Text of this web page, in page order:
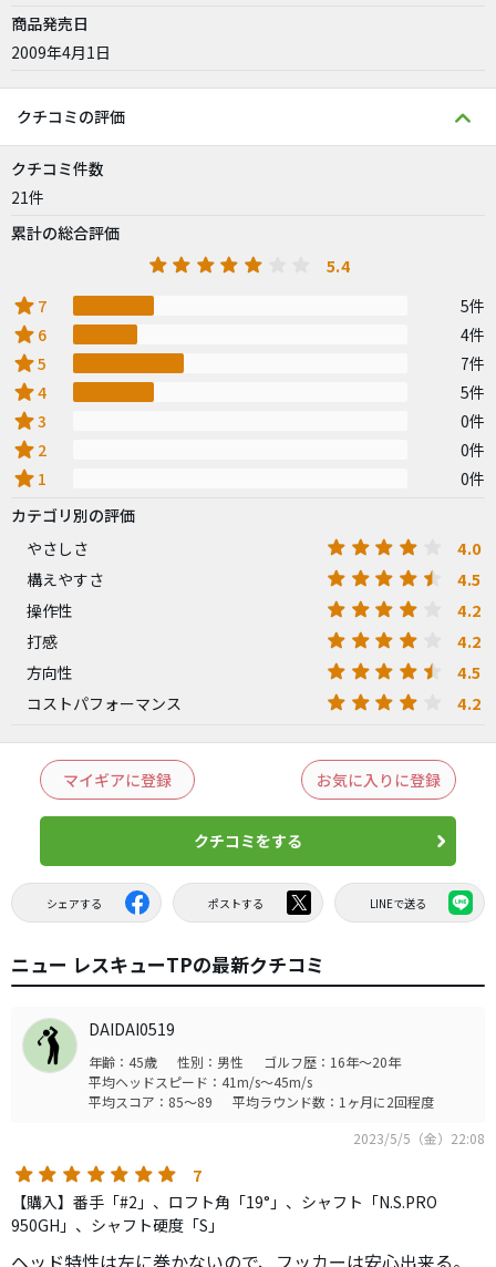
商品発売日
2009年4月1日
クチコミの評価
クチコミ件数
21件
累計の総合評価
5.4
star 7 5件
star 6 4件
star5 7件
star4 5件
star3 0件
star 2 0件
star 1
0件
カテゴリ別の評価
やさしさ
4.0
構えやすさ 4.5
操作性 4.2
打感 4.2
方向性 4.5
コストパフォーマンス 4.2
マイギアに登録 お気に入りに登録
クチコミをする
シェアする ポストする LINEで送る
ニュー レスキューTPの最新クチコミ
DAIDAI0519
年齢：45歳 性別：男性
ゴルフ歴：16年～20年
平均ヘッドスピード：41m/s～45m/s
平均スコア：85～89
平均ラウンド数：1ヶ月に2回程度
2023/5/5（金）22:08
7
【購入】番手「#2」、ロフト角「19°」、シャフト「N.S.PRO
950GH」、シャフト硬度「S」
ヘッド特性は左に巻かないので、フッカーは安心出来る。